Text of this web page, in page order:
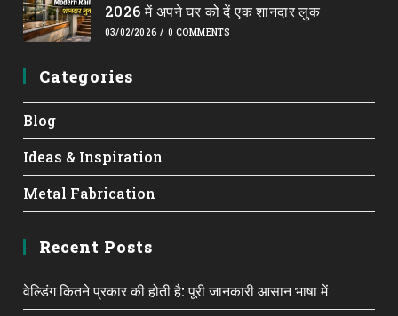
2026 में अपने घर को दें एक शानदार लुक
03/02/2026 / 0 COMMENTS
Categories
Blog
Ideas & Inspiration
Metal Fabrication
Recent Posts
वेल्डिंग कितने प्रकार की होती है: पूरी जानकारी आसान भाषा में